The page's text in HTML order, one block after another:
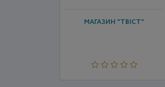
МАГАЗИН "ТВІСТ"